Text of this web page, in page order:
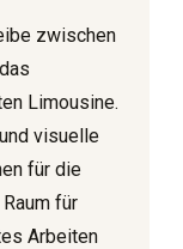
zwischen
Limousine.
visuelle
für die
für
Arbeiten